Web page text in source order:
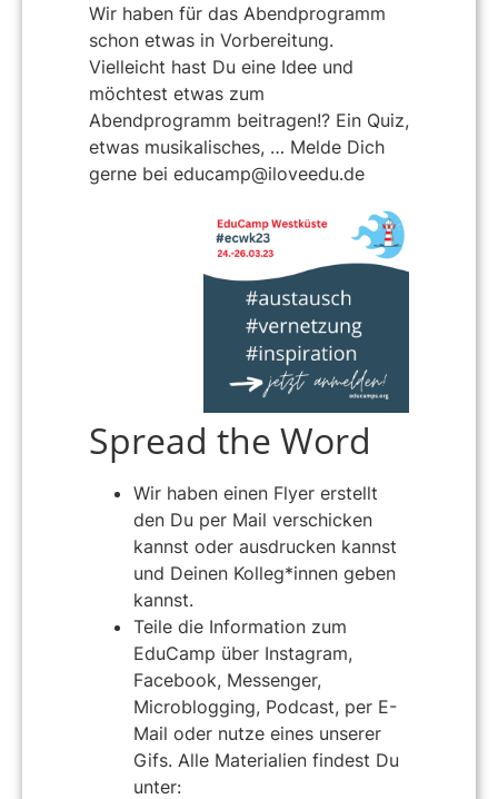
Wir haben für das Abendprogramm
schon etwas in Vorbereitung.
Vielleicht hast Du eine Idee und
möchtest etwas zum
Abendprogramm beitragen!? Ein Quiz,
etwas musikalisches, … Melde Dich
gerne bei educamp@iloveedu.de
Spread the Word
Wir haben einen Flyer erstellt
den Du per Mail verschicken
kannst oder ausdrucken kannst
und Deinen Kolleg*innen geben
kannst.
Teile die Information zum
EduCamp über Instagram,
Facebook, Messenger,
Microblogging, Podcast, per E-
Mail oder nutze eines unserer
Gifs. Alle Materialien findest Du
unter: